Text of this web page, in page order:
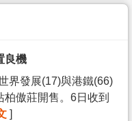
良機
界發展(17)與港鐵(66)
傲莊開售。6日收到
]